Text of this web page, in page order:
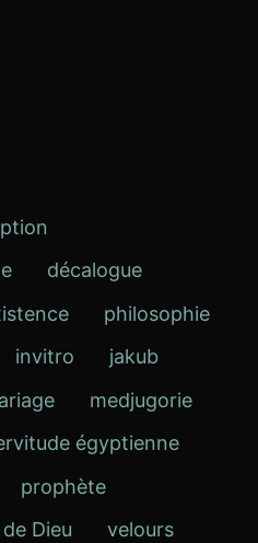
décalogue
philosophie
invitro
jakub
medjugorie
égyptienne
prophète
Dieu
velours